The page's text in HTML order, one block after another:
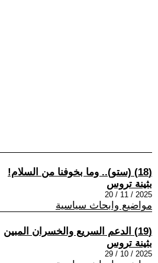
(18) (ستو).. وما بخوفنا من السلام!
بثينة تروس
2025 / 11 / 20
مواضيع وابحاث سياسية
(19) الدعم السريع والخسران المبين
بثينة تروس
2025 / 10 / 29